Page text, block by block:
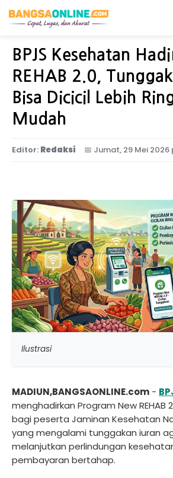
Home Jawa Timur
BPJS Kesehatan
REHAB 2.0,
Bisa Dicicil Lebih
Mudah
Editor: Redaksi 📅 Jumat, 29 Mei 2026
Ilustrasi
MADIUN,BANGSAONLINE.com -
menghadirkan Program New REHAB
bagi peserta Jaminan Kesehatan
yang mengalami tunggakan iuran
melanjutkan perlindungan
pembayaran bertahap.